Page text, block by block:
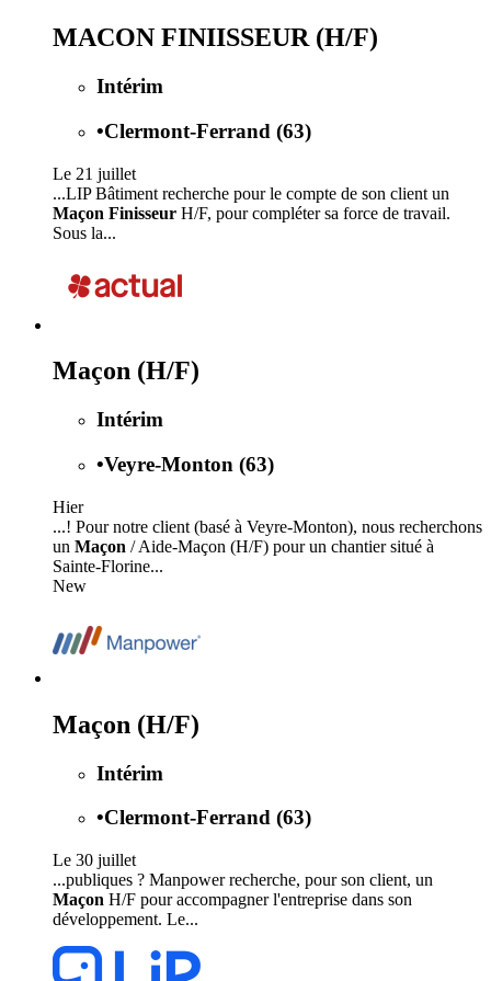
MACON FINIISSEUR (H/F)
Intérim
•Clermont-Ferrand (63)
Le 21 juillet
...LIP Bâtiment recherche pour le compte de son client un
Maçon Finisseur H/F, pour compléter sa force de travail.
Sous la...
Maçon (H/F)
Intérim
•Veyre-Monton (63)
Hier
...! Pour notre client (basé à Veyre-Monton), nous recherchons
un Maçon / Aide-Maçon (H/F) pour un chantier situé à
Sainte-Florine...
New
Maçon (H/F)
Intérim
•Clermont-Ferrand (63)
Le 30 juillet
...publiques ? Manpower recherche, pour son client, un
Maçon H/F pour accompagner l'entreprise dans son
développement. Le...